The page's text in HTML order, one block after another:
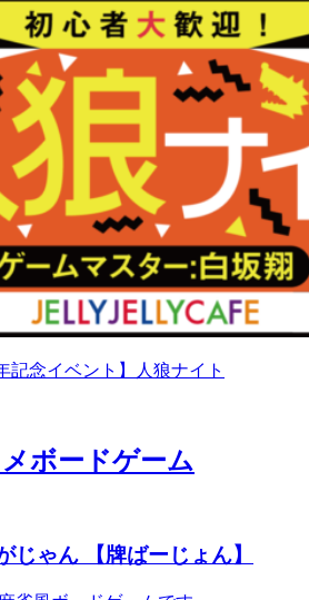
記念イベント】人狼ナイト
じゃん 【牌ばーじょん】